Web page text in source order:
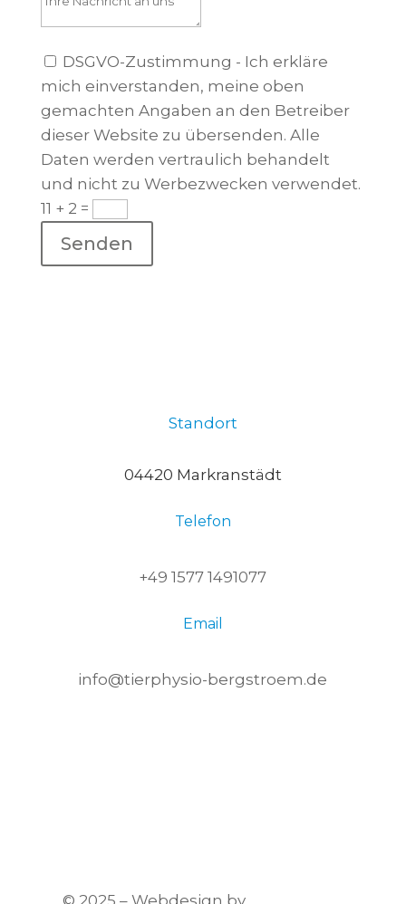
DSGVO-Zustimmung - Ich erkläre
mich einverstanden, meine oben
gemachten Angaben an den Betreiber
dieser Website zu übersenden. Alle
Daten werden vertraulich behandelt
und nicht zu Werbezwecken verwendet.
11 + 2 =
Senden
Standort
04420 Markranstädt
Telefon
+49 1577 1491077
Email
info@tierphysio-bergstroem.de
© 2025 – Webdesign by